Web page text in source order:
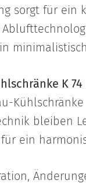
sorgt für ein
K
bleiben
ein